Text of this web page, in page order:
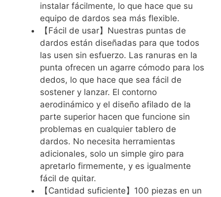
instalar fácilmente, lo que hace que su
equipo de dardos sea más flexible.
【Fácil de usar】Nuestras puntas de
dardos están diseñadas para que todos
las usen sin esfuerzo. Las ranuras en la
punta ofrecen un agarre cómodo para los
dedos, lo que hace que sea fácil de
sostener y lanzar. El contorno
aerodinámico y el diseño afilado de la
parte superior hacen que funcione sin
problemas en cualquier tablero de
dardos. No necesita herramientas
adicionales, solo un simple giro para
apretarlo firmemente, y es igualmente
fácil de quitar.
【Cantidad suficiente】100 piezas en un